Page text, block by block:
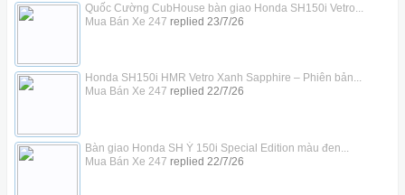
Quốc Cường CubHouse bàn giao Honda SH150i Vetro...
Mua Bán Xe 247 replied 23/7/26
Honda SH150i HMR Vetro Xanh Sapphire – Phiên bản...
Mua Bán Xe 247 replied 22/7/26
Bàn giao Honda SH Ý 150i Special Edition màu đen...
Mua Bán Xe 247 replied 22/7/26